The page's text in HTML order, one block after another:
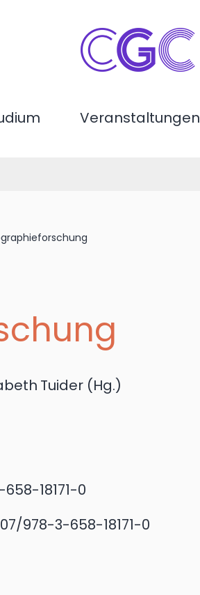
Veranstaltungen
Tuider (Hg.)
18171-0
978-3-658-18171-0